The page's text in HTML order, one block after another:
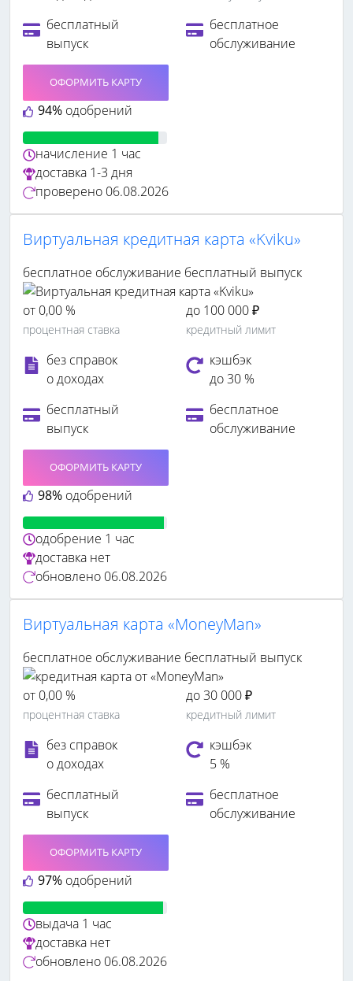
бесплатный
выпуск
бесплатное
обслуживание
94% одобрений
ОФОРМИТЬ КАРТУ
начисление 1 час
доставка 1-3 дня
проверено 06.08.2026
Виртуальная кредитная карта «Kviku»
бесплатное обслуживание бесплатный выпуск
от 0,00 %
процентная ставка
до 100 000 ₽
кредитный лимит
без справок
о доходах
кэшбэк
до 30 %
бесплатный
выпуск
бесплатное
обслуживание
98% одобрений
ОФОРМИТЬ КАРТУ
одобрение 1 час
доставка нет
обновлено 06.08.2026
Виртуальная карта «MoneyMan»
бесплатное обслуживание бесплатный выпуск
от 0,00 %
процентная ставка
до 30 000 ₽
кредитный лимит
без справок
о доходах
кэшбэк
5 %
бесплатный
выпуск
бесплатное
обслуживание
97% одобрений
ОФОРМИТЬ КАРТУ
выдача 1 час
доставка нет
обновлено 06.08.2026